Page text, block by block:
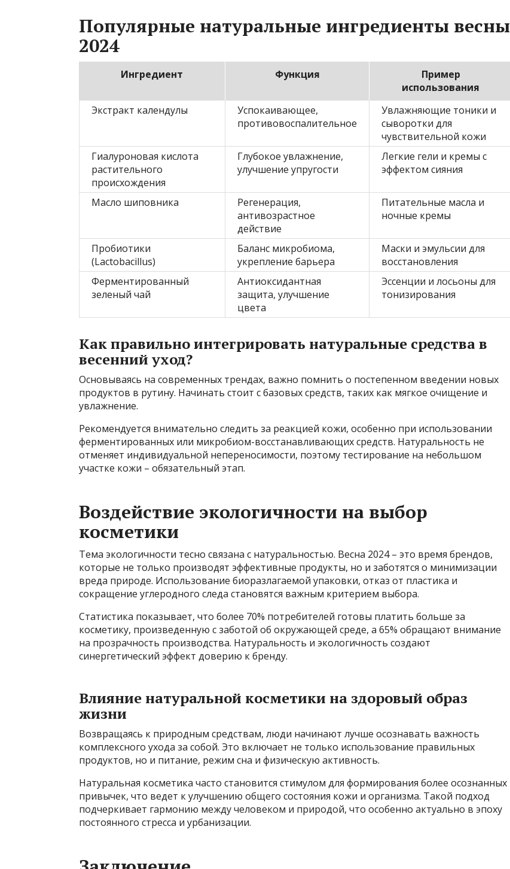
Популярные натуральные ингредиенты весны
2024
Ингредиент Функция
Пример
использования
Экстракт календулы
Успокаивающее,
противовоспалительное
Увлажняющие тоники и
сыворотки для
чувствительной кожи
Гиалуроновая кислота
растительного
происхождения
Глубокое увлажнение,
улучшение упругости
Легкие гели и кремы с
эффектом сияния
Масло шиповника
Регенерация,
антивозрастное
действие
Питательные масла и
ночные кремы
Пробиотики
(Lactobacillus)
Баланс микробиома,
укрепление барьера
Маски и эмульсии для
восстановления
Ферментированный
зеленый чай
Антиоксидантная
защита, улучшение
цвета
Эссенции и лосьоны для
тонизирования
Как правильно интегрировать натуральные средства в
весенний уход?
Основываясь на современных трендах, важно помнить о постепенном введении новых
продуктов в рутину. Начинать стоит с базовых средств, таких как мягкое очищение и
увлажнение.
Рекомендуется внимательно следить за реакцией кожи, особенно при использовании
ферментированных или микробиом-восстанавливающих средств. Натуральность не
отменяет индивидуальной непереносимости, поэтому тестирование на небольшом
участке кожи – обязательный этап.
Воздействие экологичности на выбор
косметики
Тема экологичности тесно связана с натуральностью. Весна 2024 – это время брендов,
которые не только производят эффективные продукты, но и заботятся о минимизации
вреда природе. Использование биоразлагаемой упаковки, отказ от пластика и
сокращение углеродного следа становятся важным критерием выбора.
Статистика показывает, что более 70% потребителей готовы платить больше за
косметику, произведенную с заботой об окружающей среде, а 65% обращают внимание
на прозрачность производства. Натуральность и экологичность создают
синергетический эффект доверию к бренду.
Влияние натуральной косметики на здоровый образ
жизни
Возвращаясь к природным средствам, люди начинают лучше осознавать важность
комплексного ухода за собой. Это включает не только использование правильных
продуктов, но и питание, режим сна и физическую активность.
Натуральная косметика часто становится стимулом для формирования более осознанных
привычек, что ведет к улучшению общего состояния кожи и организма. Такой подход
подчеркивает гармонию между человеком и природой, что особенно актуально в эпоху
постоянного стресса и урбанизации.